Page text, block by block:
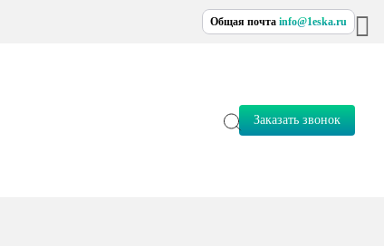
Общая почта info@1eska.ru
Заказать звонок